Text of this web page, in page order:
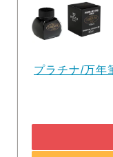
プラチナ/万年